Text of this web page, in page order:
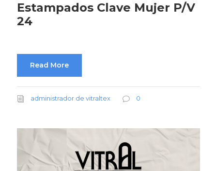
Estampados Clave Mujer P/V
24
Read More
administrador de vitraltex 0